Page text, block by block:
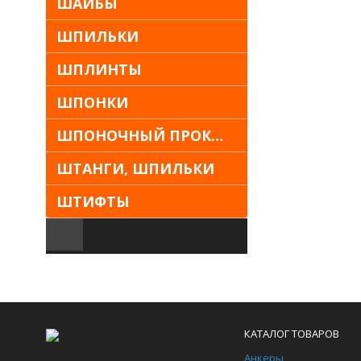
ШПИЛЬКИ
ШПЛИНТЫ
ШПОНКИ
ШПОНОЧНЫЙ ПРОКАТ
ШТАНГИ, ШПИЛЬКИ
ШТИФТЫ
КАТАЛОГ ТОВАРОВ
Анкеры